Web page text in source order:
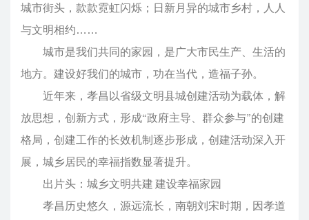
城市街头，款款霓虹闪烁；日新月异的城市乡村，人人
与文明相约……
城市是我们共同的家园，是广大市民生产、生活的
地方。建设好我们的城市，功在当代，造福子孙。
近年来，孝昌以省级文明县城创建活动为载体，解
放思想，创新方式，形成“政府主导、群众参与”的创建
格局，创建工作的长效机制逐步形成，创建活动深入开
展，城乡居民的幸福指数显著提升。
出片头：城乡文明共建 建设幸福家园
孝昌历史悠久，源远流长，南朝刘宋时期，因孝道